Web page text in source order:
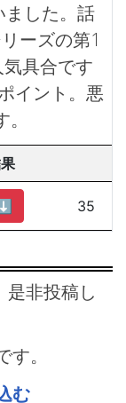
ました。話
ーズの第1
具合です
イント。悪
35
是非投稿し
。
む